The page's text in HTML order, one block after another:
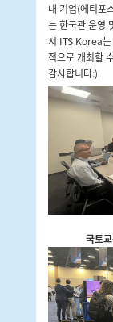
내 기업(에티포
는 한국관 운영
시 ITS Korea는
적으로 개최할
감사합니다:)
국토